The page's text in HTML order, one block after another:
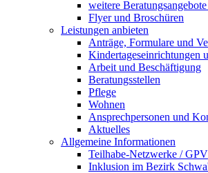
weitere
Flyer und Broschüren
Leistungen anbieten
Anträge, Formulare und
Kindertageseinrichtungen
Arbeit und Beschäftigung
Beratungsstellen
Pflege
Wohnen
Ansprechpersonen und
Aktuelles
Allgemeine Informationen
Teilhabe-Netzwerke / GPV
Inklusion im Bezirk